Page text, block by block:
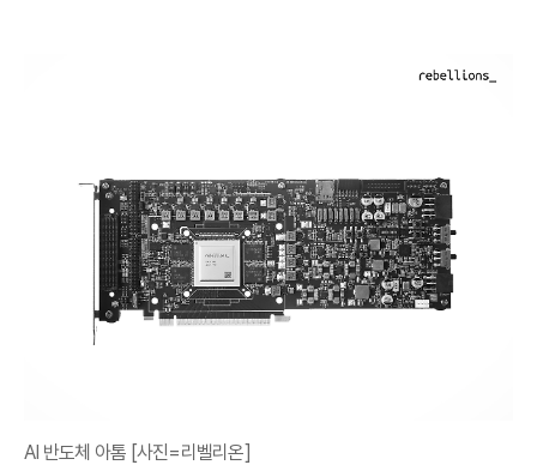
AI 반도체 아톰 [사진=리벨리온]